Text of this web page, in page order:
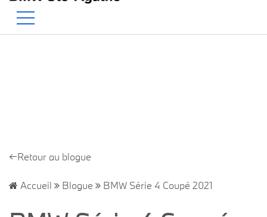
←Retour au blogue
Accueil Blogue BMW Série 4 Coupé 2021